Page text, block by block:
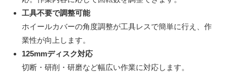
工具不要で調整可能
ホイールカバーの角度調整が工具レスで簡単に行え、作
業性が向上します。
125mmディスク対応
切断・研削・研磨など幅広い作業に対応します。